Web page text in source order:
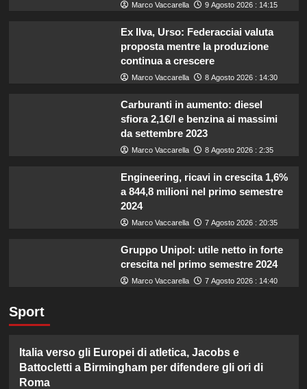
Marco Vaccarella 9 Agosto 2026 : 14:15
Ex Ilva, Urso: Federacciai valuta
proposta mentre la produzione
continua a crescere
Marco Vaccarella 8 Agosto 2026 : 14:30
Carburanti in aumento: diesel
sfiora 2,1€/l e benzina ai massimi
da settembre 2023
Marco Vaccarella 8 Agosto 2026 : 2:35
Engineering, ricavi in crescita 1,6%
a 844,8 milioni nel primo semestre
2024
Marco Vaccarella 7 Agosto 2026 : 20:35
Gruppo Unipol: utile netto in forte
crescita nel primo semestre 2024
Marco Vaccarella 7 Agosto 2026 : 14:40
Sport
Italia verso gli Europei di atletica, Jacobs e
Battocletti a Birmingham per difendere gli ori di
Roma